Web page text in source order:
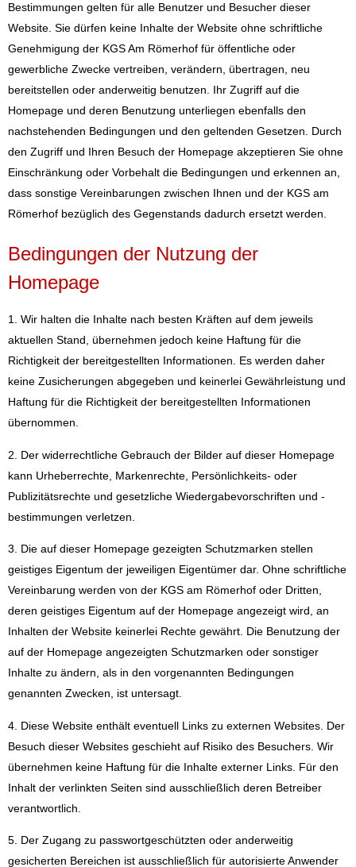
Bestimmungen gelten für alle Benutzer und Besucher dieser
Website. Sie dürfen keine Inhalte der Website ohne schriftliche
Genehmigung der KGS Am Römerhof für öffentliche oder
gewerbliche Zwecke vertreiben, verändern, übertragen, neu
bereitstellen oder anderweitig benutzen. Ihr Zugriff auf die
Homepage und deren Benutzung unterliegen ebenfalls den
nachstehenden Bedingungen und den geltenden Gesetzen. Durch
den Zugriff und Ihren Besuch der Homepage akzeptieren Sie ohne
Einschränkung oder Vorbehalt die Bedingungen und erkennen an,
dass sonstige Vereinbarungen zwischen Ihnen und der KGS am
Römerhof bezüglich des Gegenstands dadurch ersetzt werden.
Bedingungen der Nutzung der
Homepage
1. Wir halten die Inhalte nach besten Kräften auf dem jeweils
aktuellen Stand, übernehmen jedoch keine Haftung für die
Richtigkeit der bereitgestellten Informationen. Es werden daher
keine Zusicherungen abgegeben und keinerlei Gewährleistung und
Haftung für die Richtigkeit der bereitgestellten Informationen
übernommen.
2. Der widerrechtliche Gebrauch der Bilder auf dieser Homepage
kann Urheberrechte, Markenrechte, Persönlichkeits- oder
Publizitätsrechte und gesetzliche Wiedergabevorschriften und -
bestimmungen verletzen.
3. Die auf dieser Homepage gezeigten Schutzmarken stellen
geistiges Eigentum der jeweiligen Eigentümer dar. Ohne schriftliche
Vereinbarung werden von der KGS am Römerhof oder Dritten,
deren geistiges Eigentum auf der Homepage angezeigt wird, an
Inhalten der Website keinerlei Rechte gewährt. Die Benutzung der
auf der Homepage angezeigten Schutzmarken oder sonstiger
Inhalte zu ändern, als in den vorgenannten Bedingungen
genannten Zwecken, ist untersagt.
4. Diese Website enthält eventuell Links zu externen Websites. Der
Besuch dieser Websites geschieht auf Risiko des Besuchers. Wir
übernehmen keine Haftung für die Inhalte externer Links. Für den
Inhalt der verlinkten Seiten sind ausschließlich deren Betreiber
verantwortlich.
5. Der Zugang zu passwortgeschützten oder anderweitig
gesicherten Bereichen ist ausschließlich für autorisierte Anwender